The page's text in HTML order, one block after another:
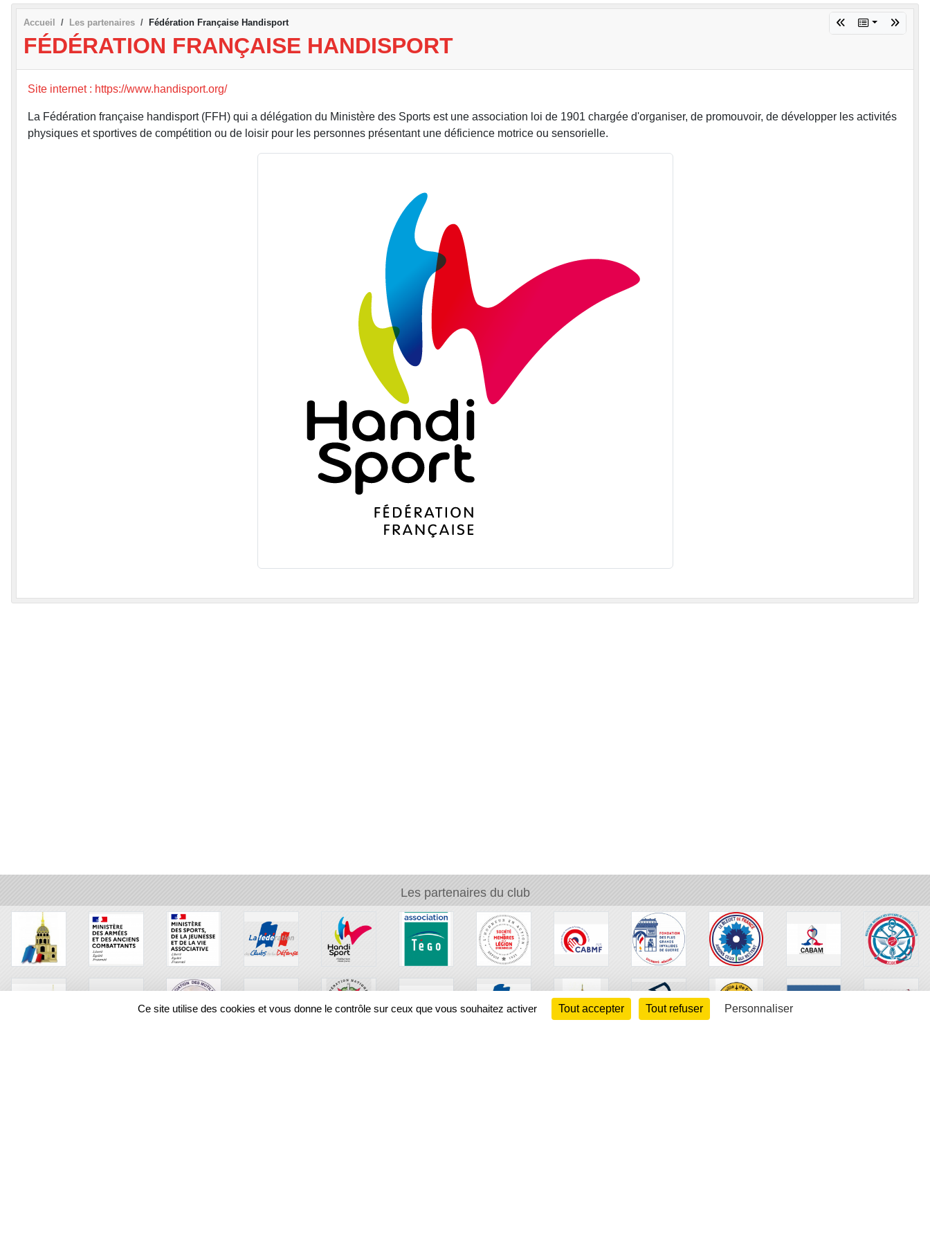
Accueil Les partenaires Fédération Française Handisport
FÉDÉRATION FRANÇAISE HANDISPORT
Site internet : https://www.handisport.org/
La Fédération française handisport (FFH) qui a délégation du Ministère des Sports est une association loi de 1901 chargée d'organiser, de promouvoir, de développer les activités
physiques et sportives de compétition ou de loisir pour les personnes présentant une déficience motrice ou sensorielle.
Les partenaires du club
Ce site utilise des cookies et vous donne le contrôle sur ceux que vous souhaitez activer Tout accepter Tout refuser Personnaliser